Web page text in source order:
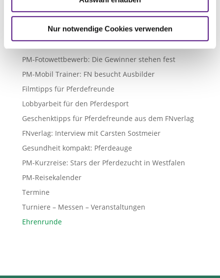
Nur notwendige Cookies verwenden
10 Tipps für effektives Longieren
Neue Ipsos-Studie zum Pferdesport
Fit fürs Pferd: Übungen für kalte Tage
PM-Fotowettbewerb: Die Gewinner stehen fest
PM-Mobil Trainer: FN besucht Ausbilder
Filmtipps für Pferdefreunde
Lobbyarbeit für den Pferdesport
Geschenktipps für Pferdefreunde aus dem FNverlag
FNverlag: Interview mit Carsten Sostmeier
Gesundheit kompakt: Pferdeauge
PM-Kurzreise: Stars der Pferdezucht in Westfalen
PM-Reisekalender
Termine
Turniere – Messen – Veranstaltungen
Ehrenrunde